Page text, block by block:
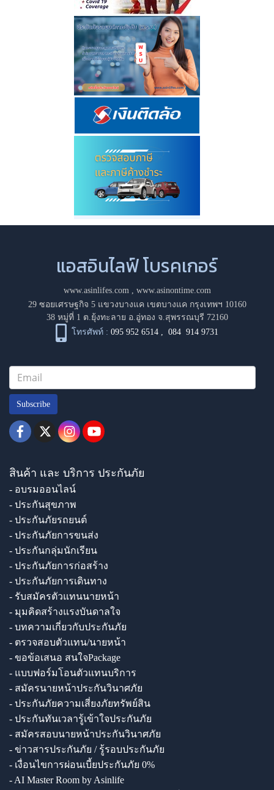
แอสอินไลฟ์ โบรคเกอร์
www.asinlifes.com, www.asinontime.com
29 ซอยเศรษฐกิจ 5 แขวงบางแค เขตบางแค กรุงเทพฯ 10160
38 หมู่ที่ 1 ต.ยุ้งทะลาย อ.อู่ทอง จ.สุพรรณบุรี 72160
โทรศัพท์ : 095 952 6514 ,084 914 9731
Subscribe
สินค้า และ บริการ ประกันภัย
- อบรมออนไลน์
- ประกันสุขภาพ
- ประกันภัยรถยนต์
- ประกันภัยการขนส่ง
- ประกันกลุ่มนักเรียน
- ประกันภัยการก่อสร้าง
- ประกันภัยการเดินทาง
- รับสมัครตัวแทนนายหน้า
- มุมคิดสร้างแรงบันดาลใจ
- บทความเกี่ยวกับประกันภัย
- ตรวจสอบตัวแทน/นายหน้า
- ขอข้อเสนอ สนใจPackage
- แบบฟอร์มโอนตัวแทนบริการ
- สมัครนายหน้าประกันวินาศภัย
- ประกันภัยความเสี่ยงภัยทรัพย์สิน
- ประกันทันเวลารู้เข้าใจประกันภัย
- สมัครสอบนายหน้าประกันวินาศภัย
- ข่าวสารประกันภัย / รู้รอบประกันภัย
- เงื่อนไขการผ่อนเบี้ยประกันภัย 0%
- AI Master Room by Asinlife